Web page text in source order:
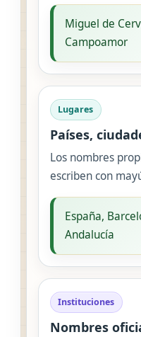
Miguel de
Campoamor
Lugares
Países,
Los nombres
escriben con
España,
Andalucía
Instituciones
Nombres